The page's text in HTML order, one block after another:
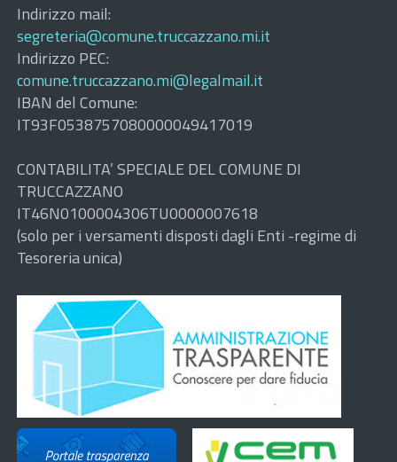
Indirizzo mail:
segreteria@comune.truccazzano.mi.it
Indirizzo PEC:
comune.truccazzano.mi@legalmail.it
IBAN del Comune:
IT93F0538757080000049417019
CONTABILITA’ SPECIALE DEL COMUNE DI
TRUCCAZZANO
IT46N0100004306TU0000007618
(solo per i versamenti disposti dagli Enti -regime di
Tesoreria unica)